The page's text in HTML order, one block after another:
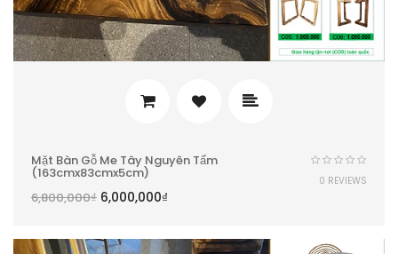
Mặt Bàn Gỗ Me Tây Nguyên Tấm
(163cmx83cmx5cm)
6,800,000₫ 6,000,000₫
0 REVIEWS